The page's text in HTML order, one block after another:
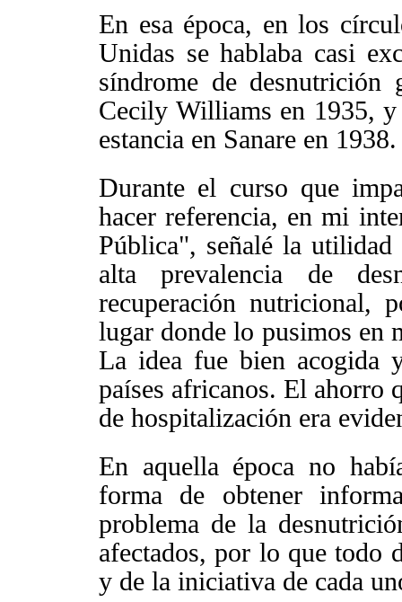
En esa época, en los
Unidas se hablaba casi
síndrome de
Cecily Williams en 1935,
estancia en Sanare en 1938.
Durante el curso que
hacer referencia, en mi
Pública", señalé la utilidad
alta prevalencia de
recuperación nutricional,
lugar donde lo pusimos en
La idea fue bien acogida
países africanos. El ahorro
de hospitalización era
En aquella época no
forma de obtener
problema de la
afectados, por lo que todo
y de la iniciativa de cada